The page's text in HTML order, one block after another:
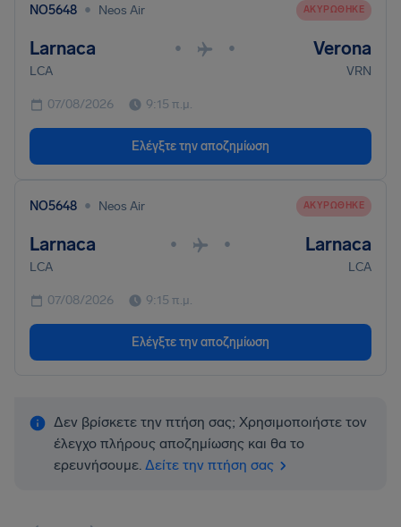
NO5648 • Neos Air ΑΚΥΡΏΘΗΚΕ
Larnaca • • Verona
LCA VRN
07/08/2026 9:15 π.μ.
Ελέγξτε την αποζημίωση
NO5648 • Neos Air ΑΚΥΡΏΘΗΚΕ
Larnaca • • Larnaca
LCA LCA
07/08/2026 9:15 π.μ.
Ελέγξτε την αποζημίωση
Δεν βρίσκετε την πτήση σας; Χρησιμοποιήστε τον
έλεγχο πλήρους αποζημίωσης και θα το
ερευνήσουμε. Δείτε την πτήση σας